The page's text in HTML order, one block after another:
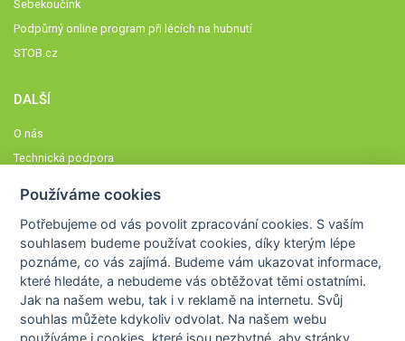
Sebekoučink
Podpůrný online program při lécích na hubnutí
STOB.cz
DALŠÍ
O nás
Technická podpora
Členové STOBklubu
Zásady nakládání s osobními údaji
Otestujte se
Spočítejte si
Výzva 52
Používáme cookies
Potřebujeme od vás povolit zpracování cookies. S vaším
souhlasem budeme používat cookies, díky kterým lépe
poznáme,co vás zajímá. Budeme vám ukazovat informace,
které hledáte, a nebudeme vás obtěžovat těmi ostatními.
Jak na našem webu, tak i v reklamě na internetu. Svůj
souhlas můžete kdykoliv odvolat. Na našem webu
používáme i cookies, které jsou nezbytné , aby stránky